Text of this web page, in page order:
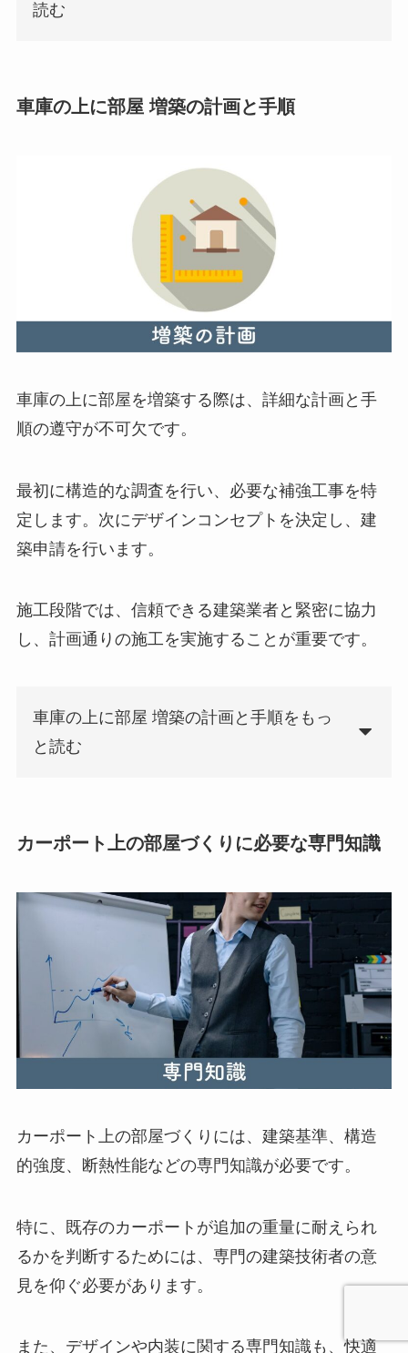
読む
車庫の上に部屋 増築の計画と手順
車庫の上に部屋を増築する際は、詳細な計画と手
順の遵守が不可欠です。
最初に構造的な調査を行い、必要な補強工事を特
定します。次にデザインコンセプトを決定し、建
築申請を行います。
施工段階では、信頼できる建築業者と緊密に協力
し、計画通りの施工を実施することが重要です。
車庫の上に部屋 増築の計画と手順をもっ
と読む
カーポート上の部屋づくりに必要な専門知識
カーポート上の部屋づくりには、建築基準、構造
的強度、断熱性能などの専門知識が必要です。
特に、既存のカーポートが追加の重量に耐えられ
るかを判断するためには、専門の建築技術者の意
見を仰ぐ必要があります。
また、デザインや内装に関する専門知識も、快適